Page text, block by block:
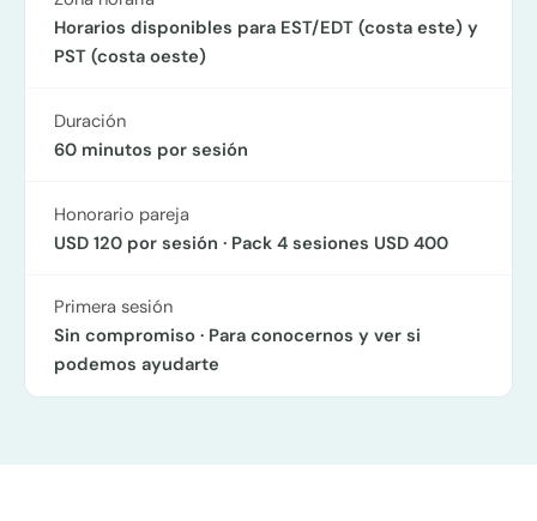
Horarios disponibles para EST/EDT (costa este) y
PST (costa oeste)
Duración
60 minutos por sesión
Honorario pareja
USD 120 por sesión · Pack 4 sesiones USD 400
Primera sesión
Sin compromiso · Para conocernos y ver si
podemos ayudarte